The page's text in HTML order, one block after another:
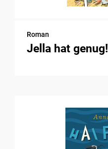
Roman
Jella hat genug!